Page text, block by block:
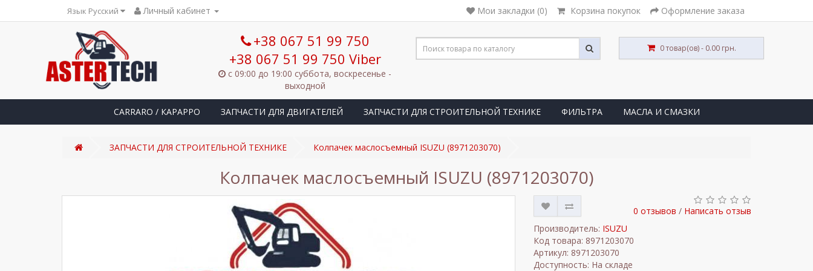
Язык Русский Личный кабинет Мои закладки (0) Корзина покупок Оформление заказа
+38 067 51 99 750
+38 067 51 99 750 Viber
с 09:00 до 19:00 суббота, воскресенье -
выходной
0 товар(ов) - 0.00 грн.
CARRARO / КАРАРРО ЗАПЧАСТИ ДЛЯ ДВИГАТЕЛЕЙ ЗАПЧАСТИ ДЛЯ СТРОИТЕЛЬНОЙ ТЕХНИКЕ ФИЛЬТРА МАСЛА И СМАЗКИ
ЗАПЧАСТИ ДЛЯ СТРОИТЕЛЬНОЙ ТЕХНИКЕ Колпачек маслосъемный ISUZU (8971203070)
Колпачек маслосъемный ISUZU (8971203070)
0 отзывов / Написать отзыв
Производитель: ISUZU
Код товара: 8971203070
Артикул: 8971203070
Доступность: На складе